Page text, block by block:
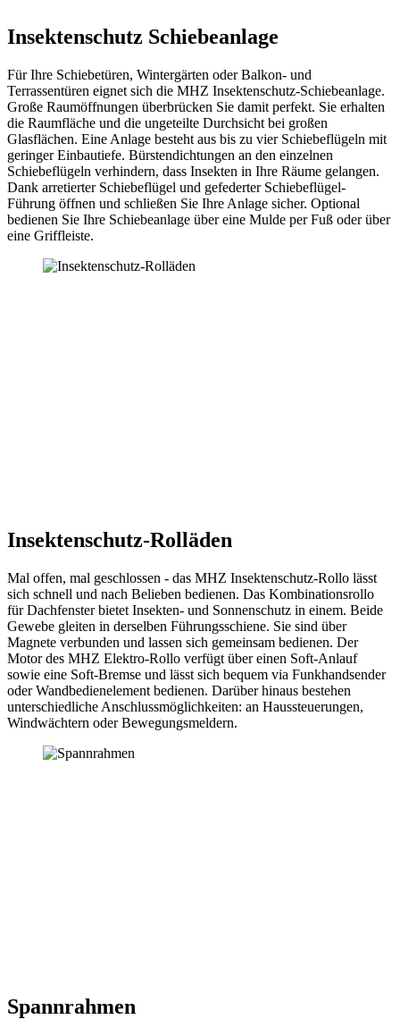
Insektenschutz Schiebeanlage
Für Ihre Schiebetüren, Wintergärten oder Balkon- und
Terrassentüren eignet sich die MHZ Insektenschutz-Schiebeanlage.
Große Raumöffnungen überbrücken Sie damit perfekt. Sie erhalten
die Raumfläche und die ungeteilte Durchsicht bei großen
Glasflächen. Eine Anlage besteht aus bis zu vier Schiebeflügeln mit
geringer Einbautiefe. Bürstendichtungen an den einzelnen
Schiebeflügeln verhindern, dass Insekten in Ihre Räume gelangen.
Dank arretierter Schiebeflügel und gefederter Schiebeflügel-
Führung öffnen und schließen Sie Ihre Anlage sicher. Optional
bedienen Sie Ihre Schiebeanlage über eine Mulde per Fuß oder über
eine Griffleiste.
Insektenschutz-Rolläden
Mal offen, mal geschlossen - das MHZ Insektenschutz-Rollo lässt
sich schnell und nach Belieben bedienen. Das Kombinationsrollo
für Dachfenster bietet Insekten- und Sonnenschutz in einem. Beide
Gewebe gleiten in derselben Führungsschiene. Sie sind über
Magnete verbunden und lassen sich gemeinsam bedienen. Der
Motor des MHZ Elektro-Rollo verfügt über einen Soft-Anlauf
sowie eine Soft-Bremse und lässt sich bequem via Funkhandsender
oder Wandbedienelement bedienen. Darüber hinaus bestehen
unterschiedliche Anschlussmöglichkeiten: an Haussteuerungen,
Windwächtern oder Bewegungsmeldern.
Spannrahmen